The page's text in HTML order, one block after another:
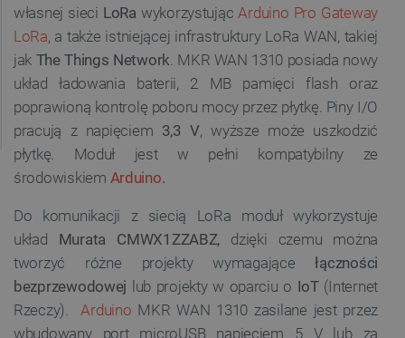
własnej sieci LoRa wykorzystującArduino Pro Gateway
LoRa, a także istniejącej infrastruktury LoRa WAN, takiej
jak The Things Network. MKR WAN 1310 posiada nowy
układ ładowania baterii, 2 MB pamięci flash oraz
poprawioną kontrolę poboru mocy przez płytkę. Piny I/O
pracują z napięciem 3,3 V, wyższe może uszkodzić
płytkę. Moduł jest w pełni kompatybilny ze
środowiskiem Arduino.
Do komunikacji z siecią LoRa moduł wykorzystuje
układ Murata CMWX1ZZABZ, dzięki czemu można
tworzyć różne projekty wymagającełączności
bezprzewodowej lub projekty w oparciu o IoT(Internet
Rzeczy).Arduino MKR WAN 1310 zasilane jest przez
wbudowany port microUSB napięciem 5 V lub za